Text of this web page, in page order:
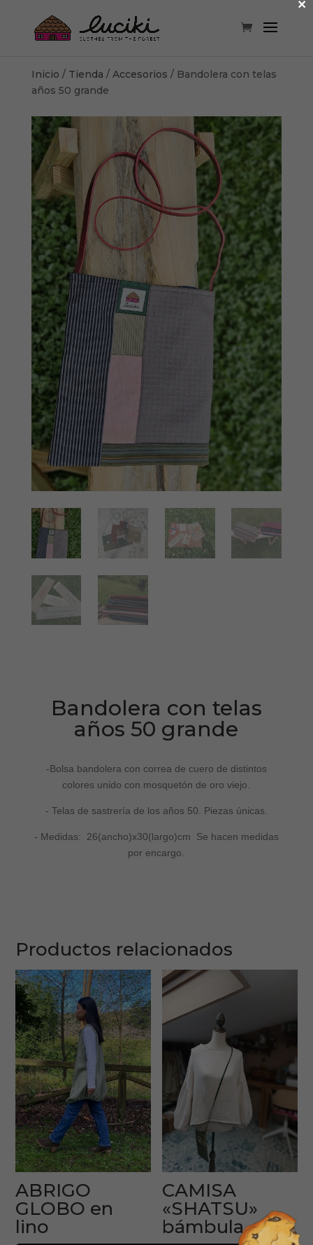
Inicio / Tienda / Accesorios / Bandolera con telas
años 50 grande
Bandolera con telas
años 50 grande
-Bolsa bandolera con correa de cuero de distintos
colores unido con mosquetón de oro viejo.
- Telas de sastrería de los años 50. Piezas únicas.
- Medidas: 26(ancho)x30(largo)cm Se hacen medidas
por encargo.
Productos relacionados
ABRIGO
GLOBO en
lino
CAMISA
«SHATSU»
bámbula